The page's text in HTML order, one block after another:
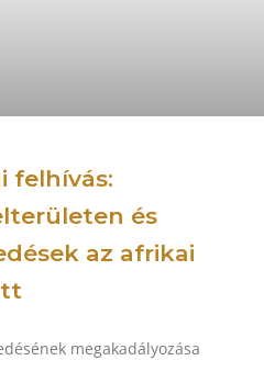
felhívás:
és
az afrikai
megakadályozása